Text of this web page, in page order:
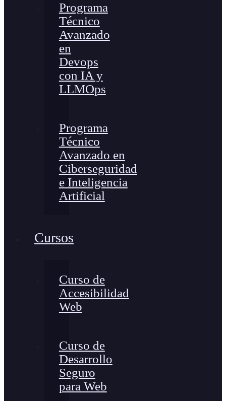
Programa
Técnico
Avanzado
en
Devops
con IA y
LLMOps
Programa
Técnico
Avanzado en
Ciberseguridad
e Inteligencia
Artificial
Cursos
Curso de
Accesibilidad
Web
Curso de
Desarrollo
Seguro
para Web